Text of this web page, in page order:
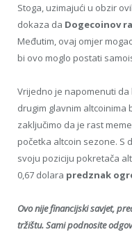
Stoga, uzimajući u obzir
dokaza da Dogecoinov
Međutim, ovaj omjer
bi ovo moglo postati
Vrijedno je napomenuti
drugim glavnim altcoinima
zaključimo da je rast
početka altcoin sezone. S
svoju poziciju pokretača
0,67 dolara predznak
Ovo nije financijski savjet,
tržištu. Sami podnosite